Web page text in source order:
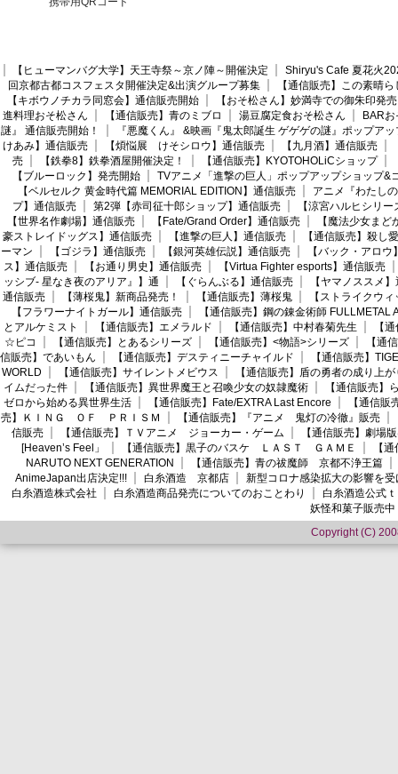
【ヒューマンバグ大学】天王寺祭～京ノ陣～開催決定
Shiryu's Cafe 夏花火
回京都古都コスフェスタ開催決定&出演グループ募集
【通信販売】この素晴
【キボウノチカラ同窓会】通信販売開始
【おそ松さん】妙満寺での御朱印発売
進料理おそ松さん
【通信販売】青のミブロ 湯豆腐定食おそ松さん
BAR
謎』 通信販売開始！
『悪魔くん』 &映画『鬼太郎誕生 ゲゲゲの謎』ポップア
けあみ】通信販売
【煩悩展 けそシロウ】通信販売 【九月酒】通信販売
売
【鉄拳8】鉄拳酒屋開催決定！ 【通信販売】KYOTOHOLiCショップ
【ブルーロック】発売開始
TVアニメ「進撃の巨人」ポップアップショップ&
【ベルセルク 黄金時代篇 MEMORIAL EDITION】通信販売
アニメ『わたし
プ】通信販売
第2弾【赤司征十郎ショップ】通信販売
【涼宮ハルヒシリ
【世界名作劇場】通信販売
【Fate/Grand Order】通信販売
【魔法少女ま
豪ストレイドッグス】通信販売
【進撃の巨人】通信販売
【通信販売】殺し愛
ーマン
【ゴジラ】通信販売 【銀河英雄伝説】通信販売
【バック・アロウ
ス】通信販売
【お通り男史】通信販売
【Virtua Fighter esports】通信販売
ッシブ- 星なき夜のアリア』】通
【ぐらんぶる】通信販売
【ヤマノススメ
通信販売
【薄桜鬼】新商品発売！ 【通信販売】薄桜鬼
【ストライクウ
【フラワーナイトガール】通信販売
【通信販売】鋼の錬金術師 FULLMETAL
とアルケミスト
【通信販売】エメラルド 【通信販売】中村春菊先生
【
☆ピコ
【通信販売】とあるシリーズ 【通信販売】<物語>シリーズ
【通
信販売】であいもん
【通信販売】デスティニーチャイルド
【通信販売】
WORLD
【通信販売】サイレントメビウス
【通信販売】盾の勇者の成り上が
イムだった件
【通信販売】異世界魔王と召喚少女の奴隷魔術
【通信販売】
ゼロから始める異世界生活
【通信販売】Fate/EXTRA Last Encore
【通信
売】ＫＩＮＧ ＯＦ ＰＲＩＳＭ
【通信販売】『アニメ 鬼灯の冷徹』販売
信販売
【通信販売】ＴＶアニメ ジョーカー・ゲーム
【通信販売】劇場
[Heaven’s Feel」
【通信販売】黒子のバスケ ＬＡＳＴ ＧＡＭＥ
【
NARUTO NEXT GENERATION
【通信販売】青の祓魔師 京都不浄王篇
AnimeJapan出店決定!!!
白糸酒造 京都店
新型コロナ感染拡大の影響を
白糸酒造株式会社
白糸酒造商品発売についてのおことわり
白糸酒造公式
妖怪和菓子販売中
Copyright (C)